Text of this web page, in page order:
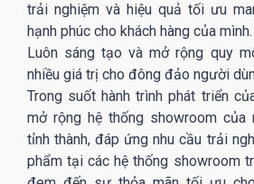
trải nghiệm và hiệu quả tối ưu
hạnh phúc cho khách hàng của mình.
Luôn sáng tạo và mở rộng quy
nhiều giá trị cho đông đảo người
Trong suốt hành trình phát triển
mở rộng hệ thống showroom của
tỉnh thành, đáp ứng nhu cầu trải
phẩm tại các hệ thống showroom